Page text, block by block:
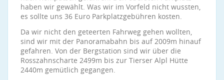
haben wir gewählt. Was wir im Vorfeld nicht wussten,
es sollte uns 36 Euro Parkplatzgebühren kosten.
Da wir nicht den geteerten Fahrweg gehen wollten,
sind wir mit der Panoramabahn bis auf 2009m hinauf
gefahren. Von der Bergstation sind wir über die
Rosszahnscharte 2499m bis zur Tierser Alpl Hütte
2440m gemütlich gegangen.